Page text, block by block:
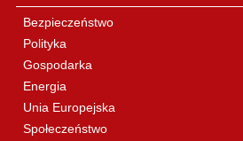
Bezpieczeństwo
Polityka
Gospodarka
Energia
Unia Europejska
Społeczeństwo